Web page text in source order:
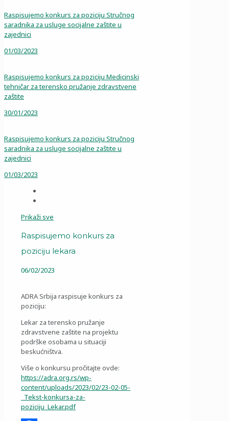
Raspisujemo konkurs za poziciju Stručnog
saradnika za usluge socijalne zaštite u
zajednici
01/03/2023
Raspisujemo konkurs za poziciju Medicinski
tehničar za terensko pružanje zdravstvene
zaštite
30/01/2023
Raspisujemo konkurs za poziciju Stručnog
saradnika za usluge socijalne zaštite u
zajednici
01/03/2023
Prikaži sve
Raspisujemo konkurs za
poziciju lekara
06/02/2023
ADRA Srbija raspisuje konkurs za
poziciju:
Lekar za terensko pružanje
zdravstvene zaštite na projektu
podrške osobama u situaciji
beskućništva.
Više o konkursu pročitajte ovde:
https://adra.org.rs/wp-
content/uploads/2023/02/23-02-05-
_Tekst-konkursa-za-
poziciju_Lekar.pdf